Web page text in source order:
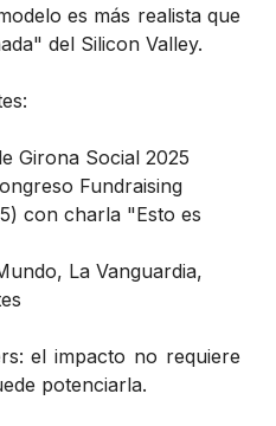
es más realista que
del Silicon Valley.
Girona Social 2025
Fundraising
con charla "Esto es
La Vanguardia,
el impacto no requiere
potenciarla.